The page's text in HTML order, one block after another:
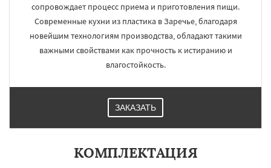
сопровождает процесс приема и приготовления пищи.
Современные кухни из пластика в Заречье, благодаря
новейшим технологиям производства, обладают такими
важными свойствами как прочность к истиранию и
влагостойкость.
ЗАКАЗАТЬ
КОМПЛЕКТАЦИЯ